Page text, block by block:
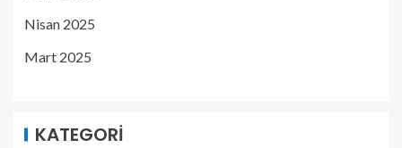
Nisan 2025
Mart 2025
KATEGORI